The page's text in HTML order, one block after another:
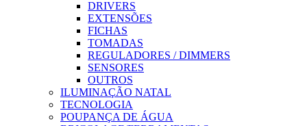
DRIVERS
EXTENSÕES
FICHAS
TOMADAS
REGULADORES / DIMMERS
SENSORES
OUTROS
ILUMINAÇÃO NATAL
TECNOLOGIA
POUPANÇA DE ÁGUA